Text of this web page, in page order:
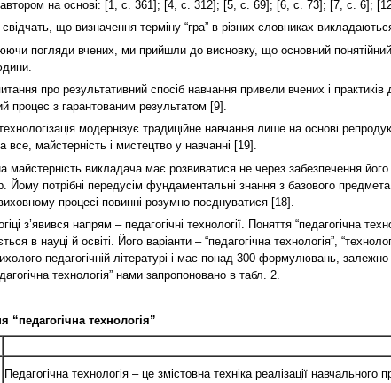
на основі: [1, с. 361]; [4, с. 312]; [5, с. 69]; [6, с. 73]; [7, с. 6];
що визначення терміну “гра” в різних словниках
погляди вчених, ми прийшли до висновку, що основний
про результативний спосіб навчання привели вчених і
процес з гарантованим результатом [9].
модернізує традиційне навчання лише на основі
все, майстерність і мистецтво у навчанні [19].
майстерність викладача має розвиватися не через забезпечення
Йому потрібні передусім фундаментальні знання з базового
процесі повинні розумно поєднуватися [18].
з’явився напрям – педагогічні технології. Поняття “педагогічна
в науці й освіті. Його варіанти – “педагогічна технологія”,
педагогічній літературі і має понад 300 формулювань,
технологія” нами запропоновано в табл. 2.
“педагогічна технологія”
Педагогічна технологія – це змістовна техніка реалізації